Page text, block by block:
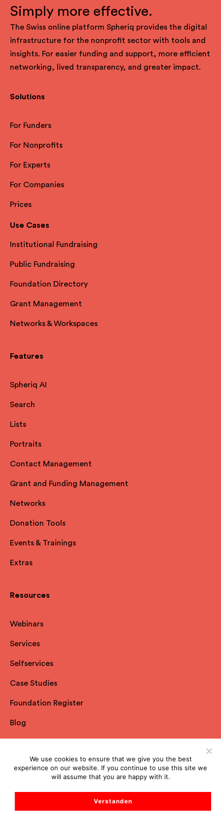
Simply more effective.
The Swiss online platform Spheriq provides the digital
infrastructure for the nonprofit sector with tools and
insights. For easier funding and support, more efficient
networking, lived transparency, and greater impact.
Solutions
For Funders
For Nonprofits
For Experts
For Companies
Prices
Use Cases
Institutional Fundraising
Public Fundraising
Foundation Directory
Grant Management
Networks & Workspaces
Features
Spheriq AI
Search
Lists
Portraits
Contact Management
Grant and Funding Management
Networks
Donation Tools
Events & Trainings
Extras
Resources
Webinars
Services
Selfservices
Case Studies
Foundation Register
Blog
Donation Magazine
We use cookies to ensure that we give you the best
experience on our website. If you continue to use this site we
will assume that you are happy with it.
Verstanden